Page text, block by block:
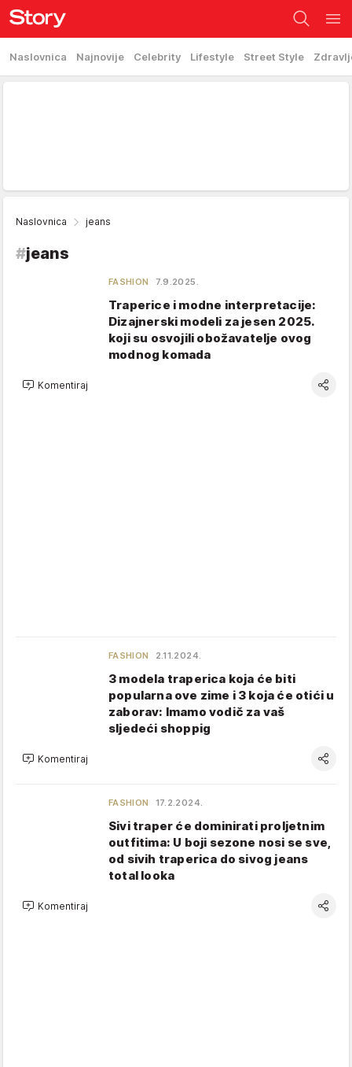
Naslovnica Najnovije Celebrity Lifestyle Street Style
Naslovnica jeans
#jeans
FASHION 7.9.2025.
Traperice i modne interpretacije:
Dizajnerski modeli za jesen 2025.
koji su osvojili obožavatelje ovog
modnog komada
Komentiraj
FASHION 2.11.2024.
3 modela traperica koja će biti
popularna ove zime i 3 koja će otići u
zaborav: Imamo vodič za vaš
sljedeći shoppig
Komentiraj
FASHION 17.2.2024.
Sivi traper će dominirati proljetnim
outfitima: U boji sezone nosi se sve,
od sivih traperica do sivog jeans
total looka
Komentiraj